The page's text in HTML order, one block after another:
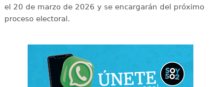
el 20 de marzo de 2026 y se encargarán del próximo
proceso electoral.